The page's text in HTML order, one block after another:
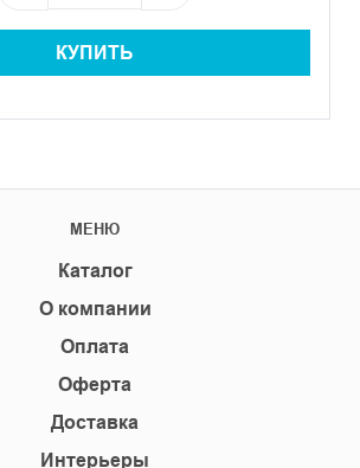
КУПИТЬ
МЕНЮ
Каталог
О компании
Оплата
Оферта
Доставка
Интерьеры